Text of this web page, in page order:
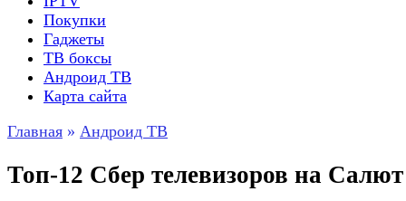
Покупки
Гаджеты
ТВ боксы
Андроид ТВ
Карта сайта
Главная » Андроид ТВ
Топ-12 Сбер телевизоров на